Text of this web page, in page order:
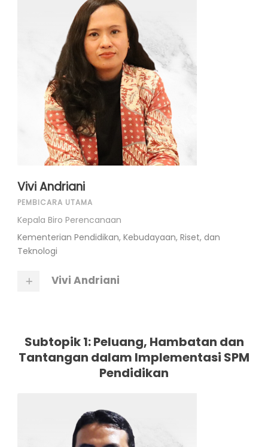
Vivi Andriani
PEMBICARA UTAMA
Kepala Biro Perencanaan
Kementerian Pendidikan, Kebudayaan, Riset, dan
Teknologi
Vivi Andriani
Subtopik 1: Peluang, Hambatan dan
Tantangan dalam Implementasi SPM
Pendidikan